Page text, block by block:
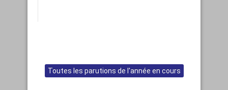
Toutes les parutions de l'année en cours